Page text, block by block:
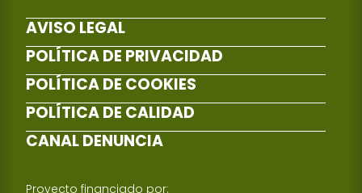
AVISO LEGAL
POLÍTICA DE PRIVACIDAD
POLÍTICA DE COOKIES
POLÍTICA DE CALIDAD
CANAL DENUNCIA
Proyecto financiado por: